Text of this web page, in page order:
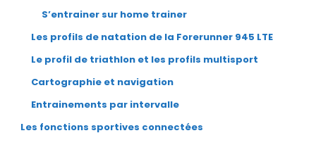
S’entrainer sur home trainer
Les profils de natation de la Forerunner 945 LTE
Le profil de triathlon et les profils multisport
Cartographie et navigation
Entrainements par intervalle
Les fonctions sportives connectées